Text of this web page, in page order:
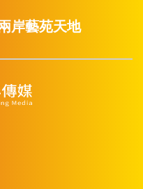
岸藝苑天地